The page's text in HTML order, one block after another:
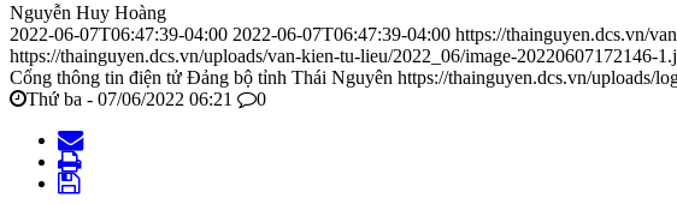
Nguyễn Huy Hoàng
2022-06-07T06:47:39-04:00 2022-06-07T06:47:39-04:00 https://thainguyen.dcs.vn/
https://thainguyen.dcs.vn/uploads/van-kien-tu-lieu/2022_06/image-20220607172146-
Cổng thông tin điện tử Đảng bộ tỉnh Thái Nguyên https://thainguyen.dcs.vn/uploads/
Thứ ba - 07/06/2022 06:21
0